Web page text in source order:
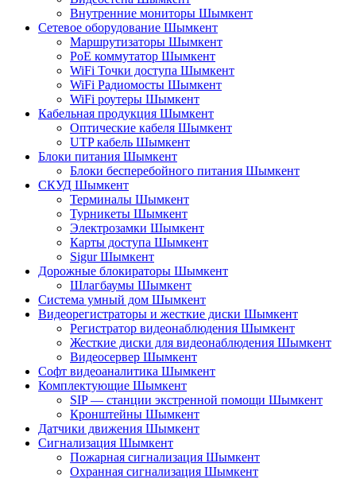
Внутренние мониторы Шымкент
Сетевое оборудование Шымкент
Маршрутизаторы Шымкент
PoE коммутатор Шымкент
WiFi Точки доступа Шымкент
WiFi Радиомосты Шымкент
WiFi роутеры Шымкент
Кабельная продукция Шымкент
Оптические кабеля Шымкент
UTP кабель Шымкент
Блоки питания Шымкент
Блоки бесперебойного питания Шымкент
СКУД Шымкент
Терминалы Шымкент
Турникеты Шымкент
Электрозамки Шымкент
Карты доступа Шымкент
Sigur Шымкент
Дорожные блокираторы Шымкент
Шлагбаумы Шымкент
Система умный дом Шымкент
Видеорегистраторы и жесткие диски Шымкент
Регистратор видеонаблюдения Шымкент
Жесткие диски для видеонаблюдения Шымкент
Видеосервер Шымкент
Софт видеоаналитика Шымкент
Комплектующие Шымкент
SIP — станции экстренной помощи Шымкент
Кронштейны Шымкент
Датчики движения Шымкент
Сигнализация Шымкент
Пожарная сигнализация Шымкент
Охранная сигнализация Шымкент